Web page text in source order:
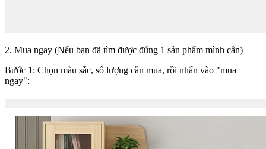
2. Mua ngay (Nếu bạn đã tìm được đúng 1 sản phẩm mình cần)
Bước 1: Chọn màu sắc, số lượng cần mua, rồi nhấn vào "mua
ngay":